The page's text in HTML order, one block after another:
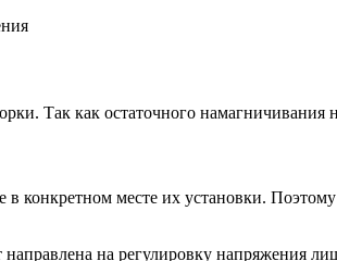
Так как остаточного
конкретном месте их установки.
на регулировку напряжения